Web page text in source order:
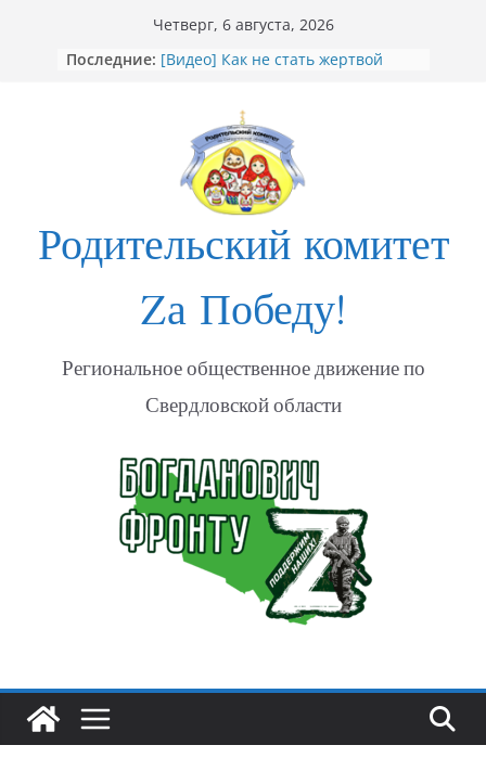
содержимому
Четверг, 6 августа, 2026
Последние: [Видео] Как не стать жертвой
участникам СВО в Богдановиче
ФОТО Годовщина освобождения
Мариуполя
Годовщина освобождения
МАРИУПОЛЯ
«Душевный порыв. Доброволец»
Родительский комитет
Zа Победу!
Региональное общественное движение по
Свердловской области